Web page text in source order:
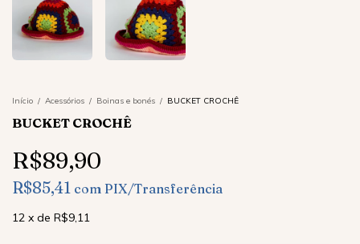
Início / Acessórios / Boinas e bonés / BUCKET CROCHÊ
BUCKET CROCHÊ
R$89,90
R$85,41 com PIX/Transferência
12 x de R$9,11